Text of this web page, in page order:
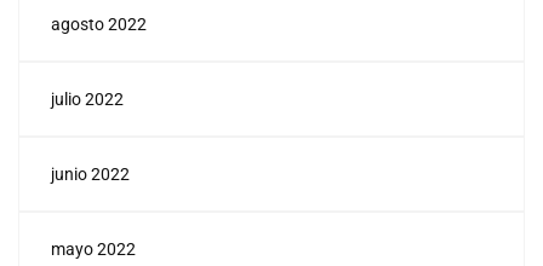
agosto 2022
julio 2022
junio 2022
mayo 2022